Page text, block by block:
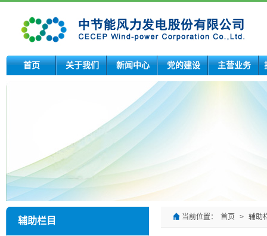
首页 关于我们 新闻中心 党的建设 主营业务
辅助栏目 当前位置： 首页 > 辅助